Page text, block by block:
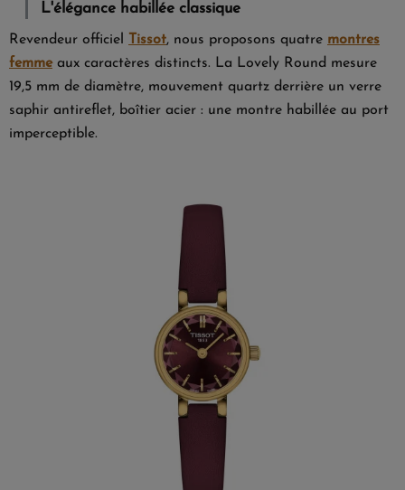
L'élégance habillée classique
Revendeur officiel Tissot, nous proposons quatre montres
femmeaux caractères distincts. La Lovely Round mesure
19,5 mm de diamètre, mouvement quartz derrière un verre
saphir antireflet, boîtier acier : une montre habillée au port
imperceptible.